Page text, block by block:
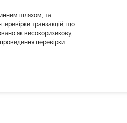
шляхом, та
транзакцій, що
як високоризикову,
перевірки